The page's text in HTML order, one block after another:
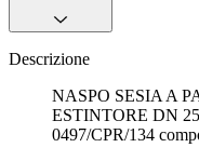
Descrizione
NASPO SESIA A
ESTINTORE DN
0497/CPR/134